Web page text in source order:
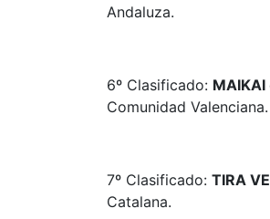
Andaluza.
6º Clasificado: MAIKAI
Comunidad Valenciana.
7º Clasificado: TIRA
Catalana.